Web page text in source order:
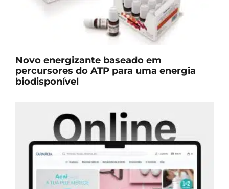
Novo energizante baseado em
percursores do ATP para uma energia
biodisponível